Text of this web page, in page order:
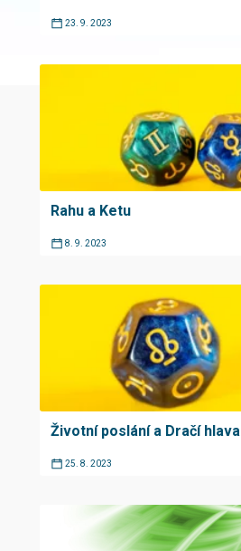
23. 9. 2023
Rahu a Ketu
8. 9. 2023
Životní poslání a Dračí hlava
25. 8. 2023